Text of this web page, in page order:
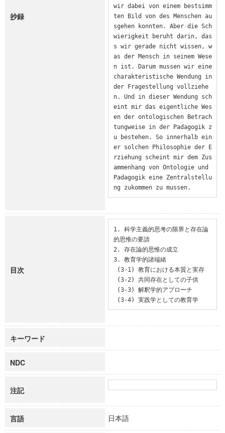
抄録
wir dabei von einem bestsimm
ten Bild von des Menschen au
sgehen konnten. Aber die Sch
wierigkeit beruht darin, das
s wir gerade nicht wissen, w
as der Mensch in seinem Wese
n ist. Darum mussen wir eine
charakteristische Wendung in
der Fragestellung vollziehe
n. Und in dieser Wendung sch
eint mir das eigentliche Wes
en der ontologischen Betrach
tungweise in der Padagogik z
u bestehen. So innerhalb ein
er solchen Philosophie der E
rziehung scheint mir dem Zus
ammenhang von Ontologie und
Padagogik eine Zentralstellu
ng zukommen zu mussen.
目次
1. 科学主義的思考の限界と存在論
的思惟の要請
2. 存在論的思惟の成立
3. 教育学的諸端緒
(3-4) 実践学としての教育学
キーワード
NDC
注記
言語 日本語